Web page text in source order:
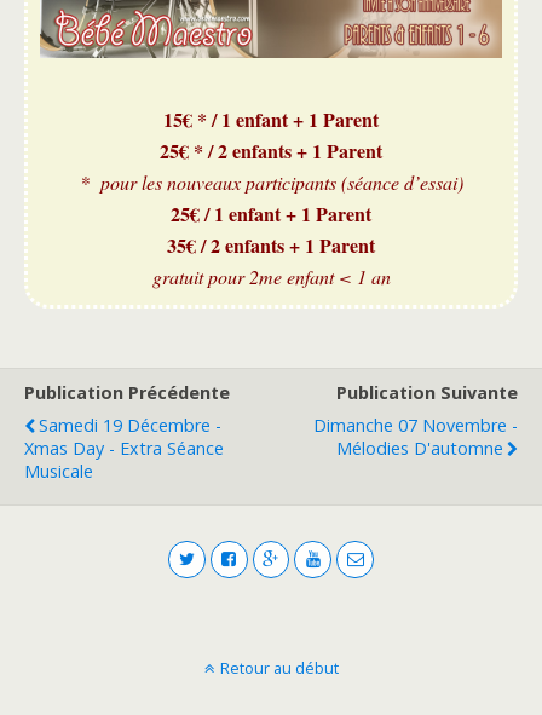
15€ * / 1 enfant + 1 Parent
25€ * / 2 enfants + 1 Parent
* pour les nouveaux participants (séance d’essai)
25€ / 1 enfant + 1 Parent
35€ / 2 enfants + 1 Parent
gratuit pour 2me enfant < 1 an
Publication Précédente
Samedi 19 Décembre -
Xmas Day - Extra Séance
Musicale
Publication Suivante
Dimanche 07 Novembre -
Mélodies D'automne
Retour au début